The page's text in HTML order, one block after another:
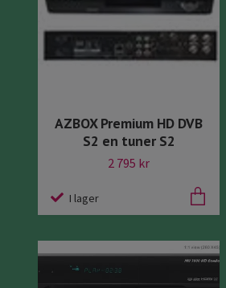
AZBOX Premium HD DVB
S2 en tuner S2
2 795 kr
I lager